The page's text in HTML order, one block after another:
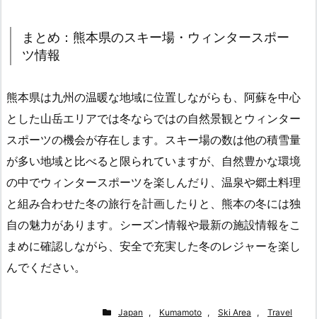
まとめ：熊本県のスキー場・ウィンタースポー
ツ情報
熊本県は九州の温暖な地域に位置しながらも、阿蘇を中心
とした山岳エリアでは冬ならではの自然景観とウィンター
スポーツの機会が存在します。スキー場の数は他の積雪量
が多い地域と比べると限られていますが、自然豊かな環境
の中でウィンタースポーツを楽しんだり、温泉や郷土料理
と組み合わせた冬の旅行を計画したりと、熊本の冬には独
自の魅力があります。シーズン情報や最新の施設情報をこ
まめに確認しながら、安全で充実した冬のレジャーを楽し
んでください。
Japan , Kumamoto , Ski Area , Travel